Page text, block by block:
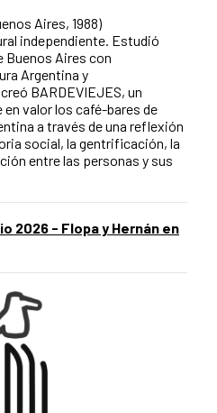
Aires, 1988)
independiente. Estudió
Buenos Aires con
Argentina y
BARDEVIEJES, un
valor los café-bares de
a través de una reflexión
social, la gentrificación, la
entre las personas y sus
2026 - Flopa y Hernán en